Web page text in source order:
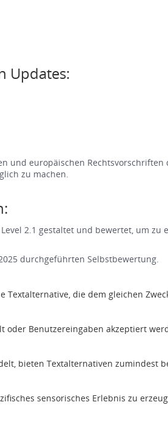
Updates:
und europäischen
zu machen.
2.1 gestaltet und bewertet, um
durchgeführten Selbstbewertung.
die dem gleichen
Benutzereingaben akzeptiert
bieten Textalternativen zumindest
sensorisches Erlebnis zu